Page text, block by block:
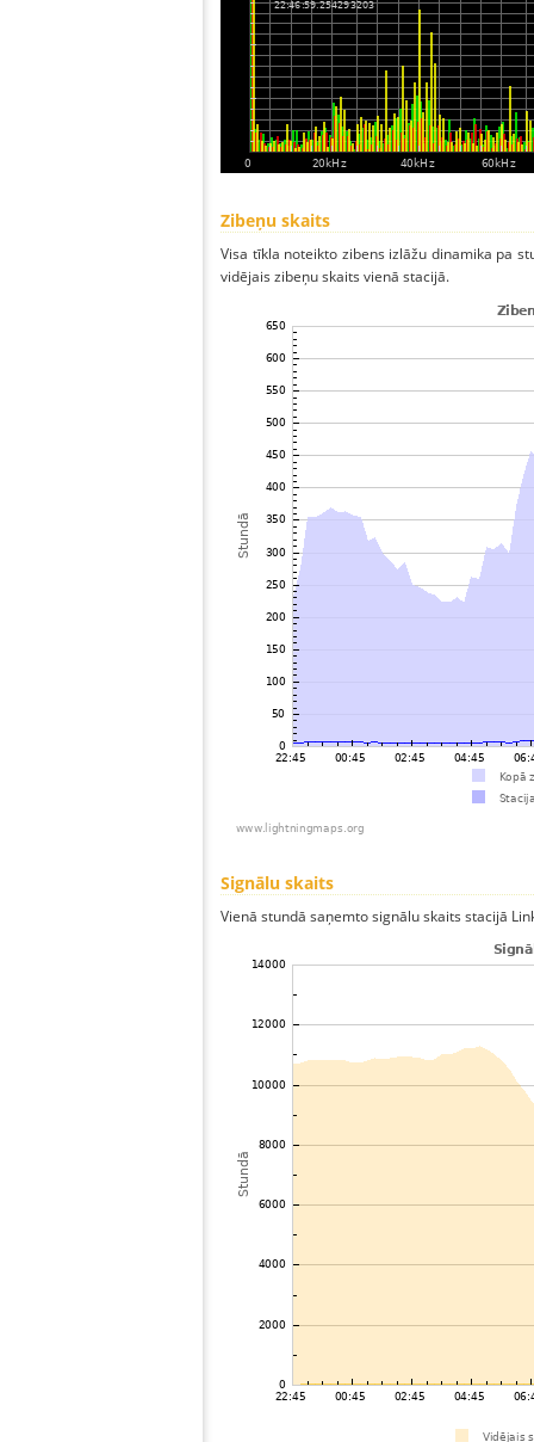
Zibeņu skaits
Visa tīkla noteikto zibens izlāžu dinamika pa
vidējais zibeņu skaits vienā stacijā.
Signālu skaits
Vienā stundā saņemto signālu skaits stacijā